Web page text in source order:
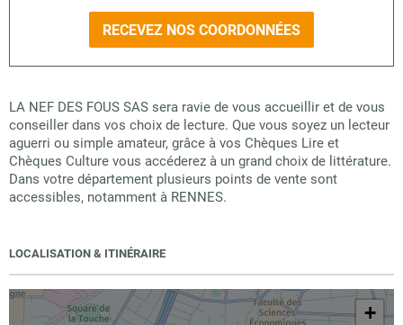
RECEVEZ NOS COORDONNÉES
LA NEF DES FOUS SAS sera ravie de vous accueillir et de vous
conseiller dans vos choix de lecture. Que vous soyez un lecteur
aguerri ou simple amateur, grâce à vos Chèques Lire et
Chèques Culture vous accéderez à un grand choix de littérature.
Dans votre département plusieurs points de vente sont
accessibles, notamment à RENNES.
LOCALISATION & ITINÉRAIRE
+